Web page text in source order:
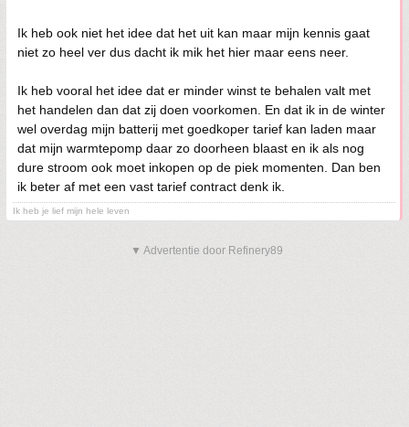
Ik heb ook niet het idee dat het uit kan maar mijn kennis gaat
niet zo heel ver dus dacht ik mik het hier maar eens neer.
Ik heb vooral het idee dat er minder winst te behalen valt met
het handelen dan dat zij doen voorkomen. En dat ik in de winter
wel overdag mijn batterij met goedkoper tarief kan laden maar
dat mijn warmtepomp daar zo doorheen blaast en ik als nog
dure stroom ook moet inkopen op de piek momenten. Dan ben
ik beter af met een vast tarief contract denk ik.
Ik heb je lief mijn hele leven
▼ Advertentie door Refinery89